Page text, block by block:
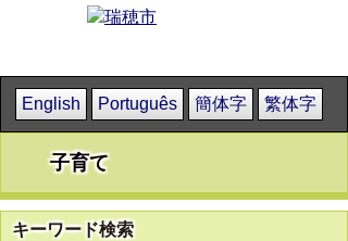
English Português 簡体字 繁体字
子育て
キーワード検索